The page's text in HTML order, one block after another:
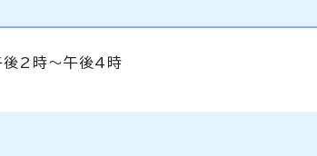
2時～午後4時